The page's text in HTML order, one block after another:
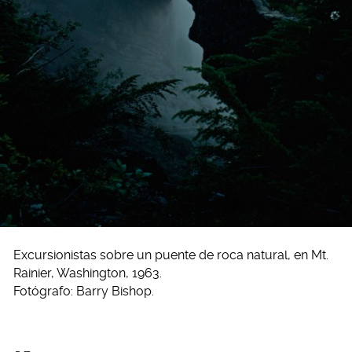
Excursionistas sobre un puente de roca natural, en Mt.
Rainier, Washington, 1963.
Fotógrafo: Barry Bishop.